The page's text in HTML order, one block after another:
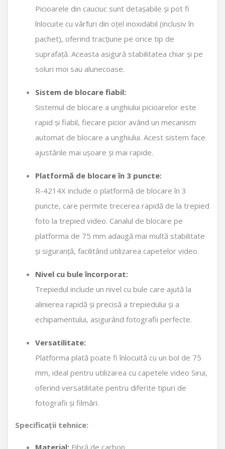
Picioarele din cauciuc sunt detașabile și pot fi
înlocuite cu vârfuri din oțel inoxidabil (inclusiv în
pachet), oferind tracțiune pe orice tip de
suprafață. Aceasta asigură stabilitatea chiar și pe
soluri moi sau alunecoase.
Sistem de blocare fiabil:
Sistemul de blocare a unghiului picioarelor este
rapid și fiabil, fiecare picior având un mecanism
automat de blocare a unghiului. Acest sistem face
ajustările mai ușoare și mai rapide.
Platformă de blocare în 3 puncte:
R-4214X include o platformă de blocare în 3
puncte, care permite trecerea rapidă de la trepied
foto la trepied video. Canalul de blocare pe
platforma de 75 mm adaugă mai multă stabilitate
și siguranță, facilitând utilizarea capetelor video.
Nivel cu bule încorporat:
Trepiedul include un nivel cu bule care ajută la
alinierea rapidă și precisă a trepiedului și a
echipamentului, asigurând fotografii perfecte.
Versatilitate:
Platforma plată poate fi înlocuită cu un bol de 75
mm, ideal pentru utilizarea cu capetele video Sirui,
oferind versatilitate pentru diferite tipuri de
fotografii și filmări.
Specificații tehnice:
Material: Fibră de carbon